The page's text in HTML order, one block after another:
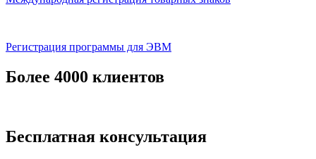
Регистрация программы для ЭВМ
Более 4000 клиентов
Бесплатная консультация